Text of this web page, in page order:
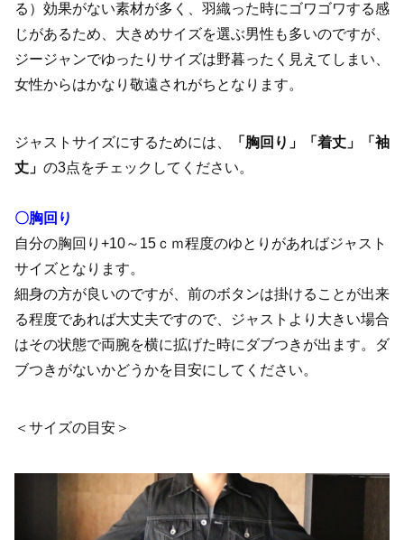
る）効果がない素材が多く、羽織った時にゴワゴワする感
じがあるため、大きめサイズを選ぶ男性も多いのですが、
ジージャンでゆったりサイズは野暮ったく見えてしまい、
女性からはかなり敬遠されがちとなります。
ジャストサイズにするためには、
「胸回り」「着丈」「袖
丈」 の3点をチェックしてください。
〇胸回り
自分の胸回り+10～15ｃｍ程度のゆとりがあればジャスト
サイズとなります。
細身の方が良いのですが、前のボタンは掛けることが出来
る程度であれば大丈夫ですので、ジャストより大きい場合
はその状態で両腕を横に拡げた時にダブつきが出ます。ダ
ブつきがないかどうかを目安にしてください。
＜サイズの目安＞